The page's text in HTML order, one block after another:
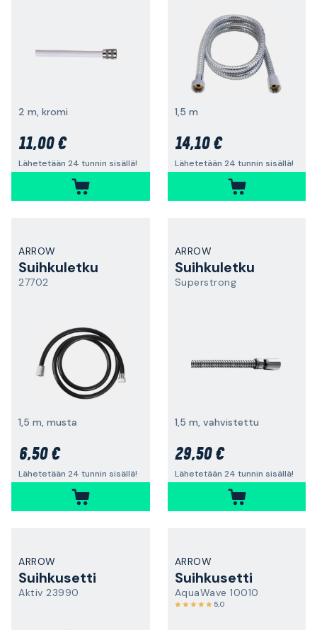
2 m, kromi
11,00 €
Lähetetään 24 tunnin sisällä!
1,5 m
14,10 €
Lähetetään 24 tunnin sisällä!
ARROW
Suihkuletku
27702
1,5 m, musta
6,50 €
Lähetetään 24 tunnin sisällä!
ARROW
Suihkuletku
Superstrong
1,5 m, vahvistettu
29,50 €
Lähetetään 24 tunnin sisällä!
ARROW
Suihkusetti
Aktiv 23990
ARROW
Suihkusetti
AquaWave 10010
5,0